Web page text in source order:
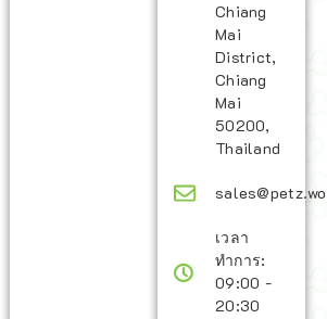
Chiang
Mai
District,
Chiang
Mai
50200,
Thailand
เวลา
ทำการ:
09:00 -
20:30